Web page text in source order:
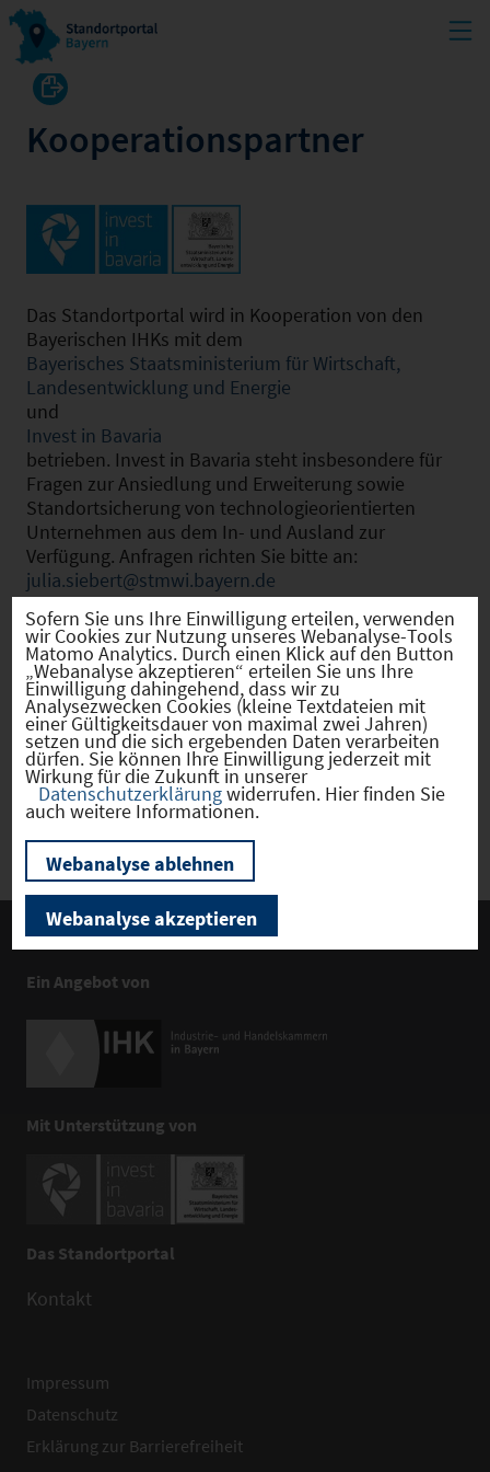
Kooperationspartner
Das Standortportal wird in Kooperation von den
Bayerischen IHKs mit dem
Bayerisches Staatsministerium für Wirtschaft,
Landesentwicklung und Energie
und
Invest in Bavaria
betrieben. Invest in Bavaria steht insbesondere für
Fragen zur Ansiedlung und Erweiterung sowie
Standortsicherung von technologieorientierten
Unternehmen aus dem In- und Ausland zur
Verfügung. Anfragen richten Sie bitte an:
julia.siebert@stmwi.bayern.de
Für die Themen Leerstandsmanagement und
Revitalisierung der Innenstädte kooperieren die IHKs
in Bayern mit dem
Bayerischen Staatsministerium für Wohnen, Bau und
Verkehr
.
Ein Angebot von
Mit Unterstützung von
Das Standortportal
Kontakt
Impressum
Datenschutz
Erklärung zur Barrierefreiheit
Sofern Sie uns Ihre Einwilligung erteilen, verwenden
wir Cookies zur Nutzung unseres Webanalyse-Tools
Matomo Analytics. Durch einen Klick auf den Button
„Webanalyse akzeptieren“ erteilen Sie uns Ihre
Einwilligung dahingehend, dass wir zu
Analysezwecken Cookies (kleine Textdateien mit
einer Gültigkeitsdauer von maximal zwei Jahren)
setzen und die sich ergebenden Daten verarbeiten
dürfen. Sie können Ihre Einwilligung jederzeit mit
Wirkung für die Zukunft in unserer
Datenschutzerklärungwiderrufen. Hier finden Sie
auch weitere Informationen.
Webanalyse ablehnen
Webanalyse akzeptieren